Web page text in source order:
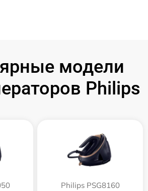
модели
Philips
Philips PSG8160